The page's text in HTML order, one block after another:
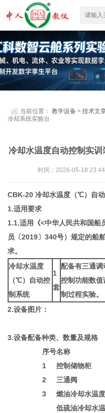
当前位置：教学设备 >技术文
冷却系统实验台
冷却水温度自动控制实
时间：2026-05-18
CBK-20 冷却水温度（℃）自
1.适用要求
1.1.适用《<中华人民共和国船
员〔2019〕340号）规定的船
求。
冷却水温度
（℃）自动控
制系统
1
套
配备有三通
控制功能数
制过程实验。
2.设备图片：
3.设备配备种类、数量及规格
序号名称
1
控制储物柜
2
三通阀
3
燃油冷却水温
低硫油冷却水